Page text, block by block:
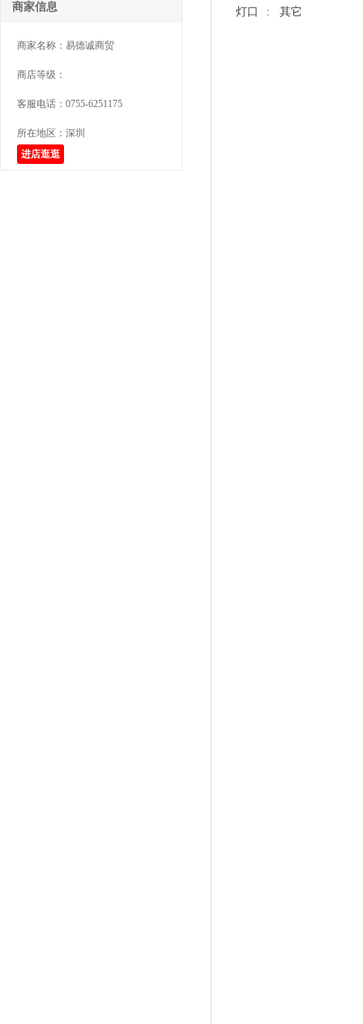
商家信息
商家名称： 易德诚商贸
商店等级：
客服电话： 0755-6251175
所在地区： 深圳
进店逛逛
灯口
: 其它